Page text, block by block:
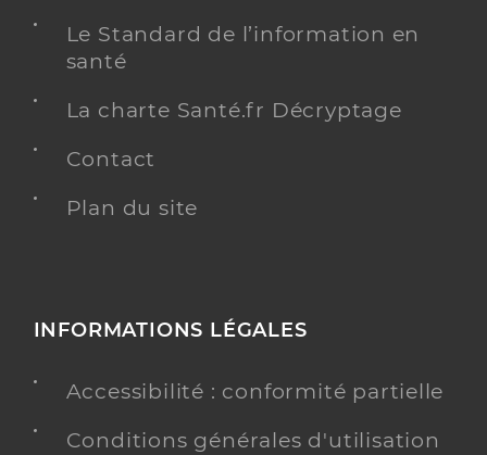
Le Standard de l’information en
santé
La charte Santé.fr Décryptage
Contact
Plan du site
INFORMATIONS LÉGALES
Accessibilité : conformité partielle
Conditions générales d'utilisation